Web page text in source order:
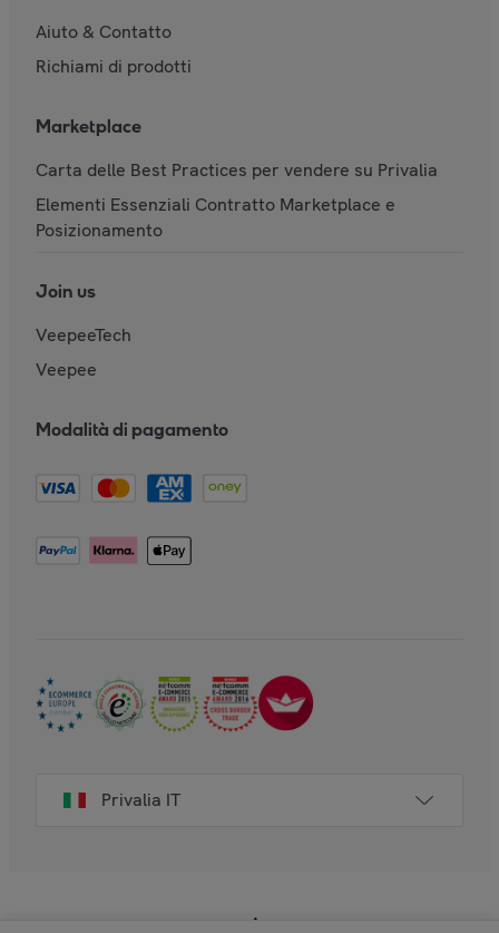
Aiuto & Contatto
Richiami di prodotti
Marketplace
Carta delle Best Practices per vendere su Privalia
Elementi Essenziali Contratto Marketplace e
Posizionamento
Join us
VeepeeTech
Veepee
Modalità di pagamento
Privalia IT